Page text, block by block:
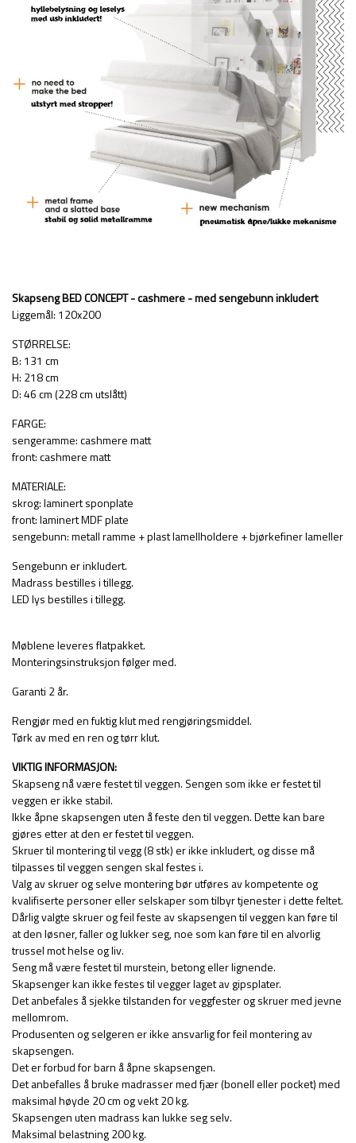
Skapseng BED CONCEPT - cashmere - med sengebunn inkludert
Liggemål: 120x200
STØRRELSE:
B: 131 cm
H: 218 cm
D: 46 cm (228 cm utslått)
FARGE:
sengeramme: cashmere matt
front: cashmere matt
MATERIALE:
skrog: laminert sponplate
front: laminert MDF plate
sengebunn: metall ramme + plast lamellholdere + bjørkefiner lameller
Sengebunn er inkludert.
Madrass bestilles i tillegg.
LED lys bestilles i tillegg.
Møblene leveres flatpakket.
Monteringsinstruksjon følger med.
Garanti 2 år.
Rengjør med en fuktig klut med rengjøringsmiddel.
Tørk av med en ren og tørr klut.
VIKTIG INFORMASJON:
Skapseng nå være festet til veggen. Sengen som ikke er festet til
veggen er ikke stabil.
Ikke åpne skapsengen uten å feste den til veggen. Dette kan bare
gjøres etter at den er festet til veggen.
Skruer til montering til vegg (8 stk) er ikke inkludert, og disse må
tilpasses til veggen sengen skal festes i.
Valg av skruer og selve montering bør utføres av kompetente og
kvalifiserte personer eller selskaper som tilbyr tjenester i dette feltet.
Dårlig valgte skruer og feil feste av skapsengen til veggen kan føre til
at den løsner, faller og lukker seg, noe som kan føre til en alvorlig
trussel mot helse og liv.
Seng må være festet til murstein, betong eller lignende.
Skapsenger kan ikke festes til vegger laget av gipsplater.
Det anbefales å sjekke tilstanden for veggfester og skruer med jevne
mellomrom.
Produsenten og selgeren er ikke ansvarlig for feil montering av
skapsengen.
Det er forbud for barn å åpne skapsengen.
Det anbefalles å bruke madrasser med fjær (bonell eller pocket) med
maksimal høyde 20 cm og vekt 20 kg.
Skapsengen uten madrass kan lukke seg selv.
Maksimal belastning 200 kg.